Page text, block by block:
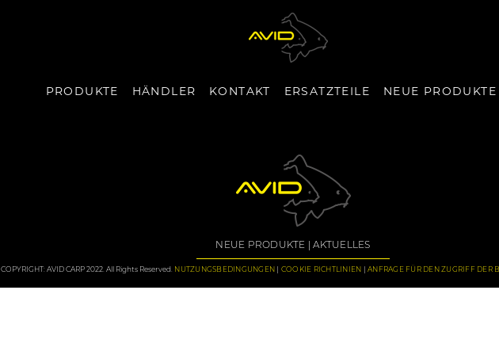
PRODUKTE HÄNDLER KONTAKT ERSATZTEILE NEUE PRODUKTE
NEUE PRODUKTE AKTUELLES
COPYRIGHT: AVID CARP 2022. All Rights Reserved. NUTZUNGSBEDINGUNGEN COOKIE RICHTLINIEN ANFRAGE FÜR DEN ZUGRIFF DER